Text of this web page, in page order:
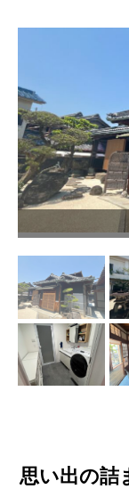
思い出の詰